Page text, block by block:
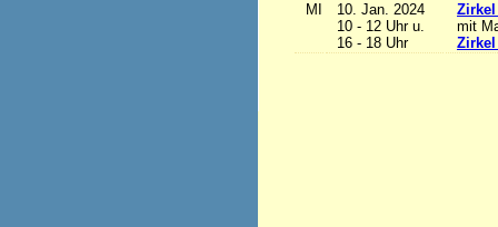
MI
10. Jan. 2024
10 - 12 Uhr u.
16 - 18 Uhr
mit